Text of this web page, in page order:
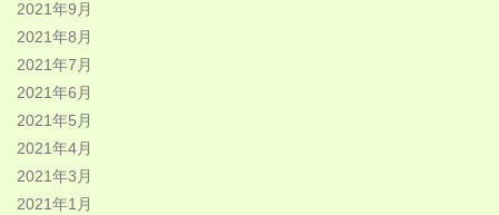
2021年9月
2021年8月
2021年7月
2021年6月
2021年5月
2021年4月
2021年3月
2021年1月